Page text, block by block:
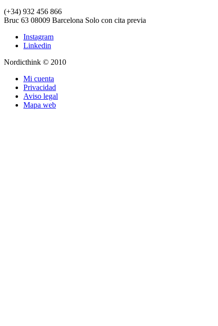
(+34) 932 456 866
Bruc 63 08009 Barcelona Solo con cita previa
Instagram
Linkedin
Nordicthink © 2010
Mi cuenta
Privacidad
Aviso legal
Mapa web